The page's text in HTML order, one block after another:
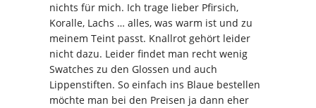
nichts für mich. Ich trage lieber Pfirsich,
Koralle, Lachs … alles, was warm ist und zu
meinem Teint passt. Knallrot gehört leider
nicht dazu. Leider findet man recht wenig
Swatches zu den Glossen und auch
Lippenstiften. So einfach ins Blaue bestellen
möchte man bei den Preisen ja dann eher